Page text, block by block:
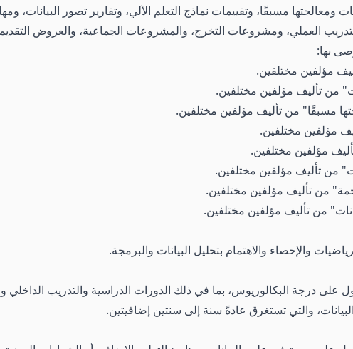
ومعالجتها مسبقًا، وتقييمات نماذج التعلم الآلي، وتقارير تصور البيانات،
التدريب العملي، ومشروعات التخرج، والمشروعات الجماعية، والعروض
بها:
مؤلفين مختلفين.
من تأليف مؤلفين مختلفين.
مسبقًا" من تأليف مؤلفين مختلفين.
مؤلفين مختلفين.
مؤلفين مختلفين.
من تأليف مؤلفين مختلفين.
من تأليف مؤلفين مختلفين.
من تأليف مؤلفين مختلفين.
والإحصاء والاهتمام بتحليل البيانات والبرمجة.
على درجة البكالوريوس، بما في ذلك الدورات الدراسية والتدريب
والتي تستغرق عادةً سنة إلى سنتين إضافيتين.